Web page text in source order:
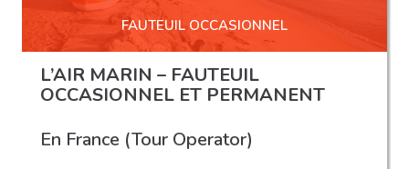
FAUTEUIL OCCASIONNEL
L’AIR MARIN – FAUTEUIL
OCCASIONNEL ET PERMANENT
En France (Tour Operator)